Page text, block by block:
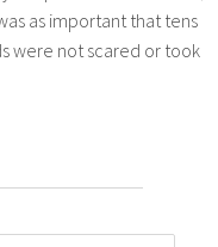
as important that tens
were not scared or took